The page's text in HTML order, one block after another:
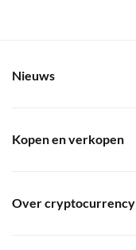
Nieuws
Kopen en verkopen
Over cryptocurrency